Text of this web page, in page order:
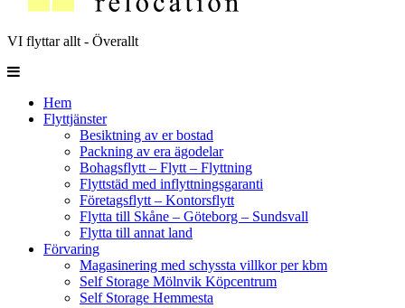
VI flyttar allt - Överallt
Hem
Flyttjänster
Besiktning av er bostad
Packning av era ägodelar
Bohagsflytt – Flytt – Flyttning
Flyttstäd med inflyttningsgaranti
Företagsflytt – Kontorsflytt
Flytta till Skåne – Göteborg – Sundsvall
Flytta till annat land
Förvaring
Magasinering med schyssta villkor per kbm
Self Storage Mölnvik Köpcentrum
Self Storage Hemmesta